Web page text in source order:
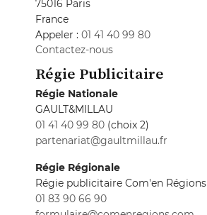
75016 Paris
France
Appeler : 01 41 40 99 80
Contactez-nous
Régie Publicitaire
Régie Nationale
GAULT&MILLAU
01 41 40 99 80 (choix 2)
partenariat@gaultmillau.fr
Régie Régionale
Régie publicitaire Com'en Régions
01 83 90 66 90